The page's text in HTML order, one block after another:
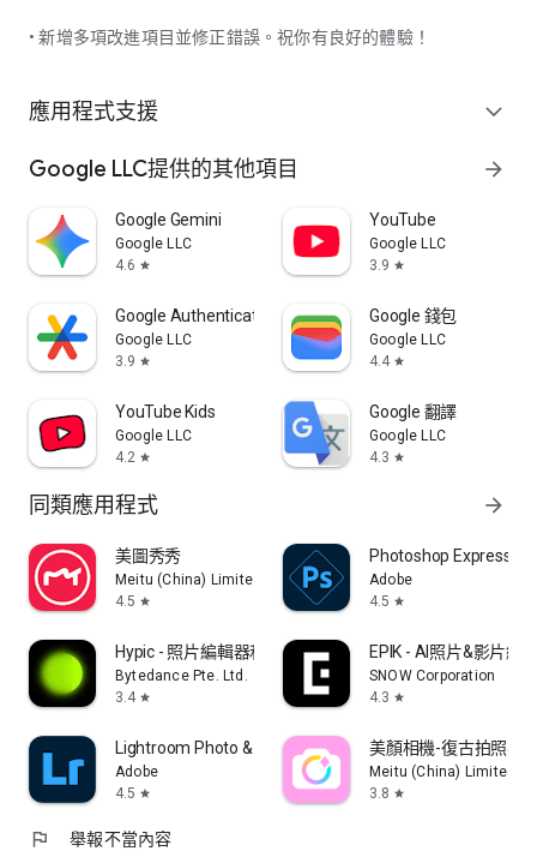
• 新增多項改進項目並修正錯誤。祝你有良好的體驗！
應用程式支援 expand_more
Google LLC提供的其他項目 arrow_forward
Google Gemini
Google LLC
4.6 star
YouTube
Google LLC
3.9 star
Google Authenticator
Google LLC
3.9 star
Google 錢包
Google LLC
4.4 star
YouTube Kids
Google LLC
4.2 star
Google 翻譯
Google LLC
4.3 star
同類應用程式 arrow_forward
美圖秀秀
Meitu (China) Limited
4.5 star
Photoshop Express
Adobe
4.5 star
Hypic - 照片編輯器和 AI 藝術
Bytedance Pte. Ltd.
3.4 star
EPIK - AI照片&影片編
SNOW Corporation
4.3 star
Lightroom Photo & Video Editor
Adobe
4.5 star
美顏相機-復古拍照&
Meitu (China) Limited
3.8 star
flag 舉報不當內容